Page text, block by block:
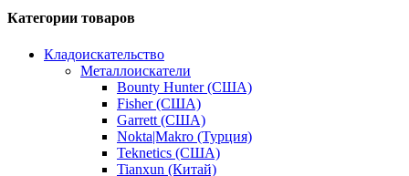
Категории товаров
Кладоискательство
Металлоискатели
Bounty Hunter (США)
Fisher (США)
Garrett (США)
Nokta|Makro (Турция)
Teknetics (США)
Tianxun (Китай)